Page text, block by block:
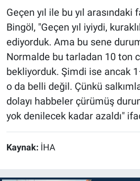
Geçen yıl ile bu yıl arasındaki
Bingöl, "Geçen yıl iyiydi,
ediyorduk. Ama bu sene
Normalde bu tarladan 10 ton
bekliyorduk. Şimdi ise ancak
o da belli değil. Çünkü
dolayı habbeler çürümüş
yok denilecek kadar azaldı"
Kaynak: İHA